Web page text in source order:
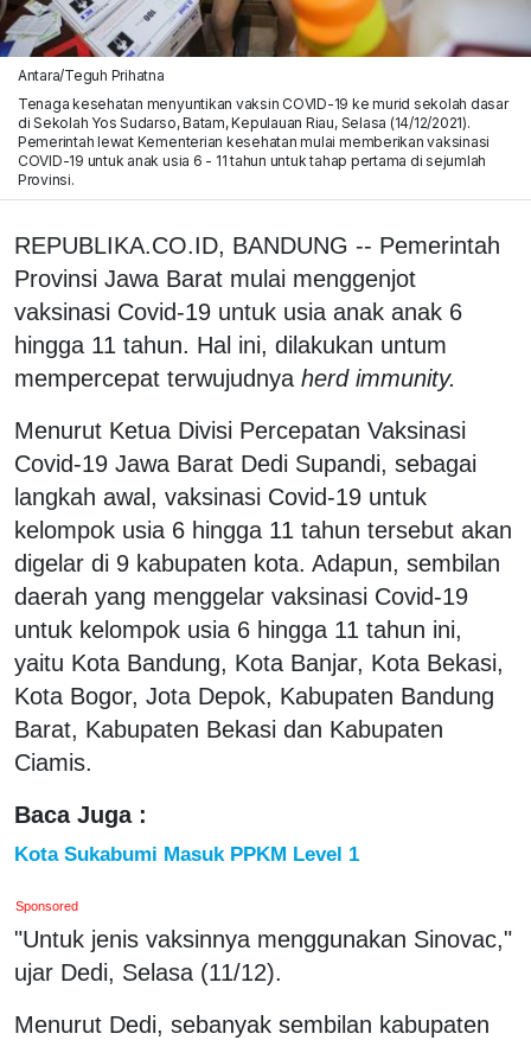
Antara/Teguh Prihatna
Tenaga kesehatan menyuntikan vaksin COVID-19 ke murid sekolah dasar
di Sekolah Yos Sudarso, Batam, Kepulauan Riau, Selasa (14/12/2021).
Pemerintah lewat Kementerian kesehatan mulai memberikan vaksinasi
COVID-19 untuk anak usia 6 - 11 tahun untuk tahap pertama di sejumlah
Provinsi.
REPUBLIKA.CO.ID, BANDUNG -- Pemerintah
Provinsi Jawa Barat mulai menggenjot
vaksinasi Covid-19 untuk usia anak anak 6
hingga 11 tahun. Hal ini, dilakukan untum
mempercepat terwujudnya herd immunity.
Menurut Ketua Divisi Percepatan Vaksinasi
Covid-19 Jawa Barat Dedi Supandi, sebagai
langkah awal, vaksinasi Covid-19 untuk
kelompok usia 6 hingga 11 tahun tersebut akan
digelar di 9 kabupaten kota. Adapun, sembilan
daerah yang menggelar vaksinasi Covid-19
untuk kelompok usia 6 hingga 11 tahun ini,
yaitu Kota Bandung, Kota Banjar, Kota Bekasi,
Kota Bogor, Jota Depok, Kabupaten Bandung
Barat, Kabupaten Bekasi dan Kabupaten
Ciamis.
Baca Juga :
Kota Sukabumi Masuk PPKM Level 1
Sponsored
"Untuk jenis vaksinnya menggunakan Sinovac,"
ujar Dedi, Selasa (11/12).
Menurut Dedi, sebanyak sembilan kabupaten